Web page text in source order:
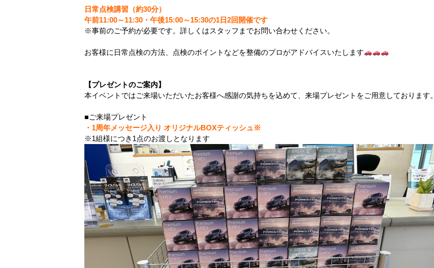
日常点検講習（約30分）
午前11:00～11:30・午後15:00～15:30の1日2回開催です
※事前のご予約が必要です。詳しくはスタッフまでお問い合わせください。
お客様に日常点検の方法、点検のポイントなどを整備のプロがアドバイスいたします
【プレゼントのご案内】
本イベントではご来場いただいたお客様へ感謝の気持ちを込めて、来場プレゼントをご用意しております。
■ご来場プレゼント
・1周年メッセージ入り オリジナルBOXティッシュ※
※1組様につき1点のお渡しとなります